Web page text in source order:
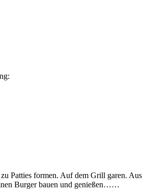
Patties formen. Auf dem Grill garen. Aus
Burger bauen und genießen……